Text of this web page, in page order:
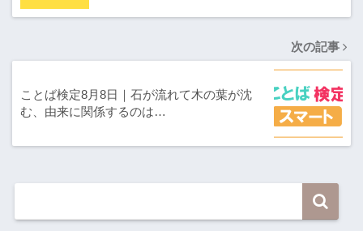
次の記事
ことば検定8月8日｜石が流れて木の葉が沈
む、由来に関係するのは…